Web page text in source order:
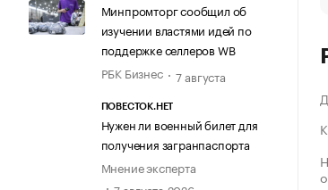
Минпромторг сообщил об
изучении властями идей по
поддержке селлеров WB
РБК Бизнес
7 августа
ПОВЕСТОК.НЕТ
Нужен ли военный билет для
получения загранпаспорта
Мнение эксперта